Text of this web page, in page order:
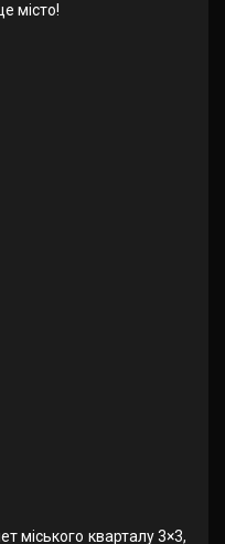
місто!
міського кварталу 3×3,